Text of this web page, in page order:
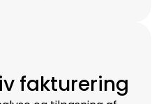
fakturering